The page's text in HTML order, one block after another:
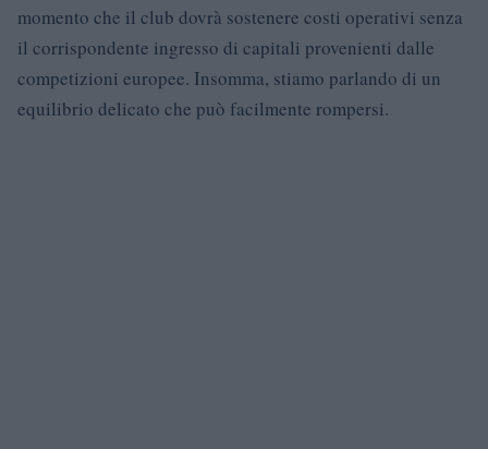
momento che il club dovrà sostenere costi operativi senza
il corrispondente ingresso di capitali provenienti dalle
competizioni europee. Insomma, stiamo parlando di un
equilibrio delicato che può facilmente rompersi.